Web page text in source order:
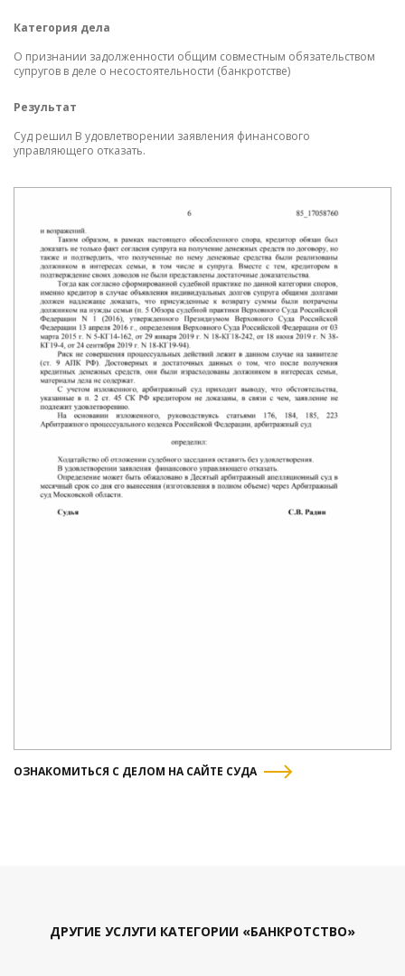
Категория дела
О признании задолженности общим совместным обязательством
супругов в деле о несостоятельности (банкротстве)
Результат
Суд решил В удовлетворении заявления финансового
управляющего отказать.
ОЗНАКОМИТЬСЯ С ДЕЛОМ НА САЙТЕ СУДА
ДРУГИЕ УСЛУГИ КАТЕГОРИИ «БАНКРОТСТВО»